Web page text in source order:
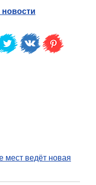
мест ведёт новая